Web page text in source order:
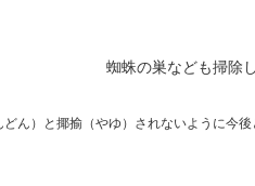
蜘蛛の巣なども掃除
ん）と揶揄（やゆ）されないように今後